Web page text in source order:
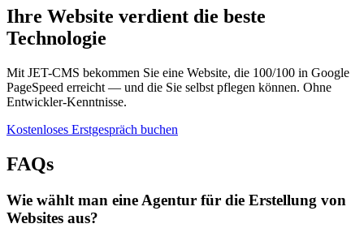
Ihre Website verdient die beste
Technologie
Mit JET-CMS bekommen Sie eine Website, die 100/100 in Google
PageSpeed erreicht — und die Sie selbst pflegen können. Ohne
Entwickler-Kenntnisse.
Kostenloses Erstgespräch buchen
FAQs
Wie wählt man eine Agentur für die Erstellung von
Websites aus?